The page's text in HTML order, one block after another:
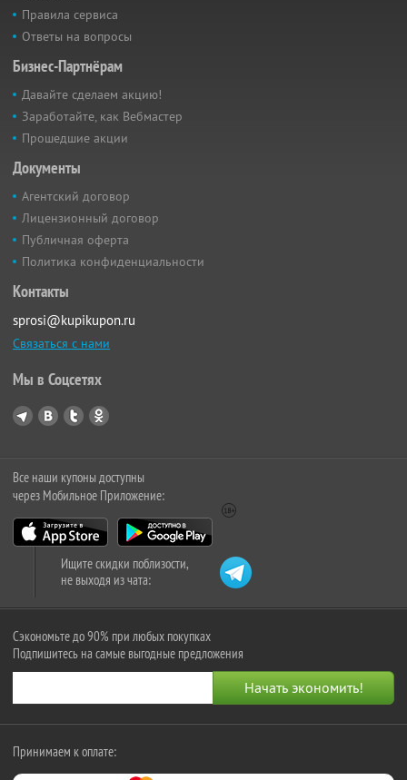
Правила сервиса
Ответы на вопросы
Бизнес-Партнёрам
Давайте сделаем акцию!
Заработайте, как Вебмастер
Прошедшие акции
Документы
Агентский договор
Лицензионный договор
Публичная оферта
Политика конфиденциальности
Контакты
sprosi@kupikupon.ru
Связаться с нами
Мы в Соцсетях
Все наши купоны доступны
через Мобильное Приложение:
Ищите скидки поблизости,
не выходя из чата:
Сэкономьте до 90% при любых покупках
Подпишитесь на самые выгодные предложения
Принимаем к оплате: